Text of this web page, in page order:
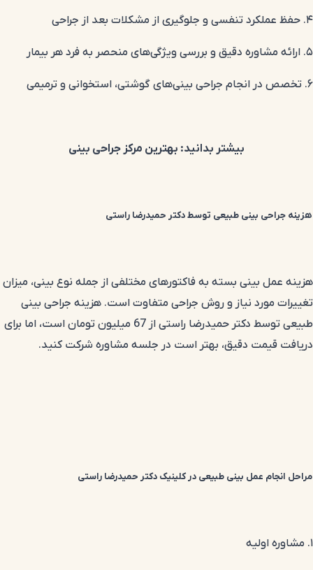
۴. حفظ عملکرد تنفسی و جلوگیری از مشکلات بعد از جراحی
۵. ارائه مشاوره دقیق و بررسی ویژگی‌های منحصر به فرد هر بیمار
۶. تخصص در انجام جراحی بینی‌های گوشتی، استخوانی و ترمیمی
بیشتر بدانید: بهترین مرکز جراحی بینی
هزینه جراحی بینی طبیعی توسط دکتر حمیدرضا راستی
هزینه عمل بینی بسته به فاکتورهای مختلفی از جمله نوع بینی، میزان
تغییرات مورد نیاز و روش جراحی متفاوت است. هزینه جراحی بینی
طبیعی توسط دکتر حمیدرضا راستی از 67 میلیون تومان است، اما برای
دریافت قیمت دقیق، بهتر است در جلسه مشاوره شرکت کنید.
مراحل انجام عمل بینی طبیعی در کلینیک دکتر حمیدرضا راستی
۱. مشاوره اولیه